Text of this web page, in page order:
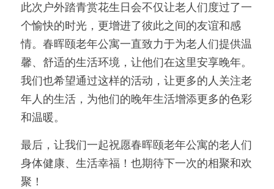
此次户外踏青赏花生日会不仅让老人们度过了一
个愉快的时光，更增进了彼此之间的友谊和感
情。春晖颐老年公寓一直致力于为老人们提供温
馨、舒适的生活环境，让他们在这里安享晚年。
我们也希望通过这样的活动，让更多的人关注老
年人的生活，为他们的晚年生活增添更多的色彩
和温暖。
最后，让我们一起祝愿春晖颐老年公寓的老人们
身体健康、生活幸福！也期待下一次的相聚和欢
聚！